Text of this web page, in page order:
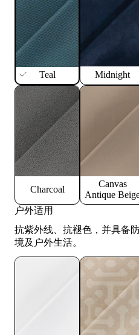
Teal Midnight
Charcoal
Canvas
Antique
户外适用
抗紫外线、抗褪色，并具备
境及户外生活。